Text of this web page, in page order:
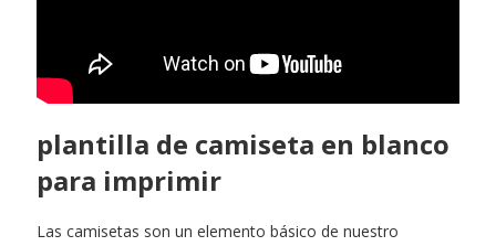
plantilla de camiseta en blanco
para imprimir
Las camisetas son un elemento básico de nuestro